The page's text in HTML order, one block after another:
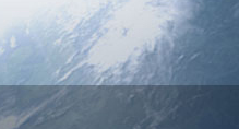
服务所涉及的不是一个点而是一个
力求避免生硬的服务方式，让客户有“